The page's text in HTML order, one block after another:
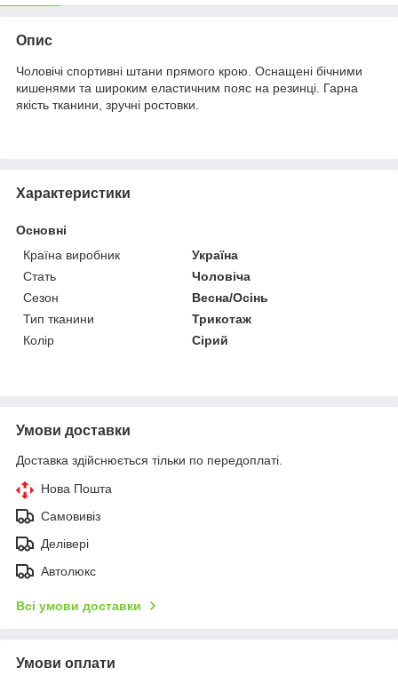
Опис
Чоловічі спортивні штани прямого крою. Оснащені бічними
кишенями та широким еластичним пояс на резинці. Гарна
якість тканини, зручні ростовки.
Характеристики
Основні
Країна виробник
Україна
Стать
Чоловіча
Сезон
Весна/Осінь
Тип тканини
Трикотаж
Колір
Сірий
Умови доставки
Доставка здійснюється тільки по передоплаті.
Нова Пошта
Самовивіз
Делівері
Автолюкс
Всі умови доставки
Умови оплати